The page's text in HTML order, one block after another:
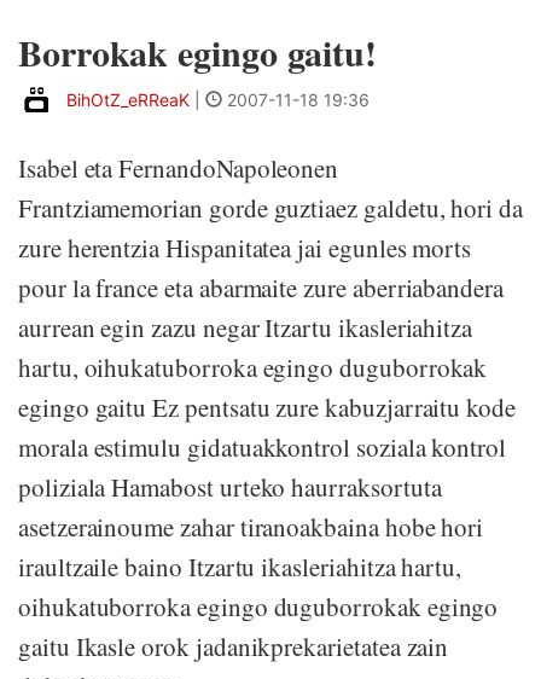
Borrokak egingo gaitu!
BihOtZ_eRReaK 2007-11-18 19:36
Isabel eta FernandoNapoleonen
Frantziamemorian gorde guztiaez galdetu, hori da
zure herentzia Hispanitatea jai egunles morts
pour la france eta abarmaite zure aberriabandera
aurrean egin zazu negar Itzartu ikasleriahitza
hartu, oihukatuborroka egingo duguborrokak
egingo gaitu Ez pentsatu zure kabuzjarraitu kode
morala estimulu gidatuakkontrol soziala kontrol
poliziala Hamabost urteko haurraksortuta
asetzerainoume zahar tiranoakbaina hobe hori
iraultzaile baino Itzartu ikasleriahitza hartu,
oihukatuborroka egingo duguborrokak egingo
gaitu Ikasle orok jadanikprekarietatea zain